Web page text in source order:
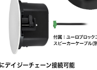
デイジーチェーン接続可能